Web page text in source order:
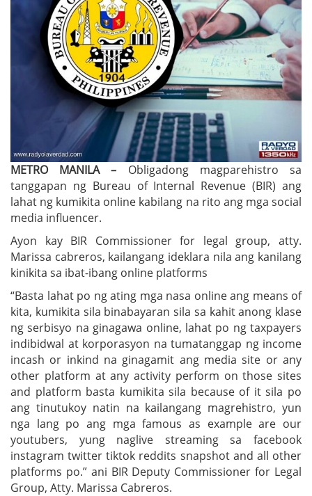
METRO MANILA – Obligadong magparehistro sa
tanggapan ng Bureau of Internal Revenue (BIR) ang
lahat ng kumikita online kabilang na rito ang mga social
media influencer.
Ayon kay BIR Commissioner for legal group, atty.
Marissa cabreros, kailangang ideklara nila ang kanilang
kinikita sa ibat-ibang online platforms
“Basta lahat po ng ating mga nasa online ang means of
kita, kumikita sila binabayaran sila sa kahit anong klase
ng serbisyo na ginagawa online, lahat po ng taxpayers
indibidwal at korporasyon na tumatanggap ng income
incash or inkind na ginagamit ang media site or any
other platform at any activity perform on those sites
and platform basta kumikita sila because of it sila po
ang tinutukoy natin na kailangang magrehistro, yun
nga lang po ang mga famous as example are our
youtubers, yung naglive streaming sa facebook
instagram twitter tiktok reddits snapshot and all other
platforms po.” ani BIR Deputy Commissioner for Legal
Group, Atty. Marissa Cabreros.